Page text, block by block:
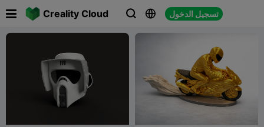
Creality Cloud   تسجيل الدخول